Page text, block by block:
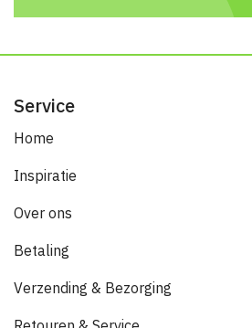
Service
Home
Inspiratie
Over ons
Betaling
Verzending & Bezorging